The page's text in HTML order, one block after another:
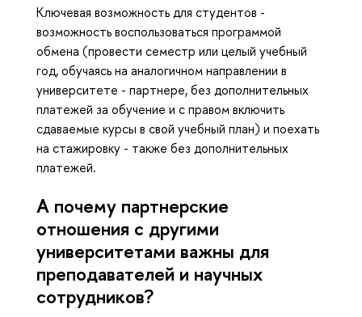
Ключевая возможность для студентов -
возможность воспользоваться программой
обмена (провести семестр или целый учебный
год, обучаясь на аналогичном направлении в
университете - партнере, без дополнительных
платежей за обучение и с правом включить
сдаваемые курсы в свой учебный план) и поехать
на стажировку - также без дополнительных
платежей.
А почему партнерские
отношения с другими
университетами важны для
преподавателей и научных
сотрудников?